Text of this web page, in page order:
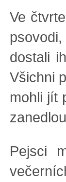
Ve
dostali
Všichni
mohli jít
Pejsci